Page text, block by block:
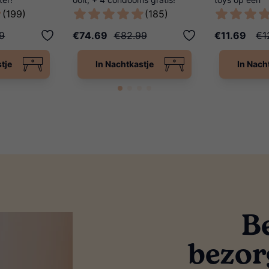
(199)
(185)
€74.69 €82.99
In Nachtkastje
€11.69
In